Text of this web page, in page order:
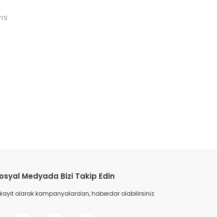
Medyada Bizi Takip Edin
olarak kampanyalardan, haberdar olabilirsiniz.